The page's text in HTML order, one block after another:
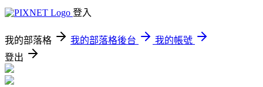
登入
我的部落格 我的部落格後台
我的帳號
登出